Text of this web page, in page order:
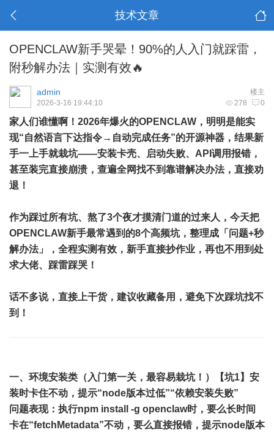
技术文章
OPENCLAW新手哭晕！90%的人入门就踩雷，
附秒解办法｜实测有效🔥
楼主
admin
278 0
2026-3-16 19:44:10
家人们谁懂啊！2026年爆火的OPENCLAW，明明是能实
现“自然语言下达指令→自动完成任务”的开源神器，结果新
手一上手就栽坑——安装卡壳、启动失败、API调用报错，
甚至装完直接崩溃，查遍全网找不到靠谱解决办法，直接劝
退！
作为踩过所有坑、熬了3个夜才摸清门道的过来人，今天把
OPENCLAW新手最常遇到的8个高频坑，整理成「问题+秒
解办法」，全程实测有效，新手直接抄作业，再也不用到处
求大佬、踩雷踩哭！
话不多说，直接上干货，建议收藏备用，避免下次踩坑找不
到！
一、环境安装类（入门第一关，最容易栽坑！）
【坑1】安
装时卡住不动，提示“node版本过低”“依赖安装失败”
问题表现：执行npm install -g openclaw时，要么长时间
卡在“fetchMetadata”不动，要么直接报错，提示node版本